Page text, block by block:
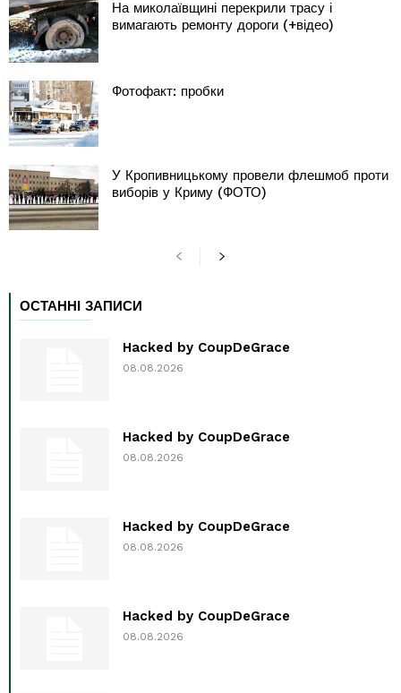
На миколаївщині перекрили трасу і
вимагають ремонту дороги (+відео)
Фотофакт: пробки
У Кропивницькому провели флешмоб проти
виборів у Криму (ФОТО)
ОСТАННІ ЗАПИСИ
Hacked by CoupDeGrace
08.08.2026
Hacked by CoupDeGrace
08.08.2026
Hacked by CoupDeGrace
08.08.2026
Hacked by CoupDeGrace
08.08.2026